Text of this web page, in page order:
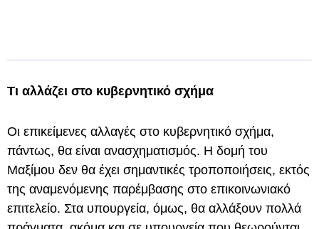
Τι αλλάζει στο κυβερνητικό σχήμα
Οι επικείμενες αλλαγές στο κυβερνητικό σχήμα,
πάντως, θα είναι ανασχηματισμός. Η δομή του
Μαξίμου δεν θα έχει σημαντικές τροποποιήσεις, εκτός
της αναμενόμενης παρέμβασης στο επικοινωνιακό
επιτελείο. Στα υπουργεία, όμως, θα αλλάξουν πολλά